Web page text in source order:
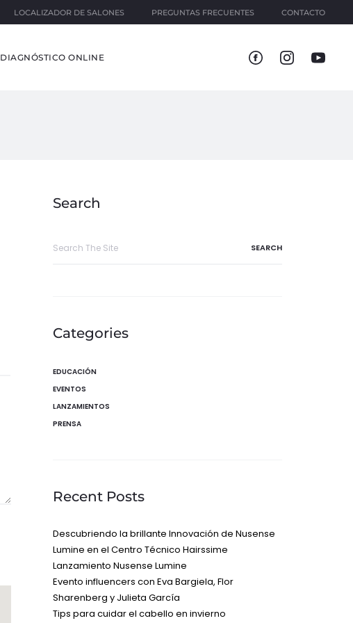
LOCALIZADOR DE SALONES PREGUNTAS FRECUENTES CONTACTO
DIAGNÓSTICO ONLINE
Search
Categories
EDUCACIÓN
EVENTOS
LANZAMIENTOS
PRENSA
Recent Posts
Descubriendo la brillante Innovación de Nusense
Lumine en el Centro Técnico Hairssime
Lanzamiento Nusense Lumine
Evento influencers con Eva Bargiela, Flor
Sharenberg y Julieta García
Tips para cuidar el cabello en invierno